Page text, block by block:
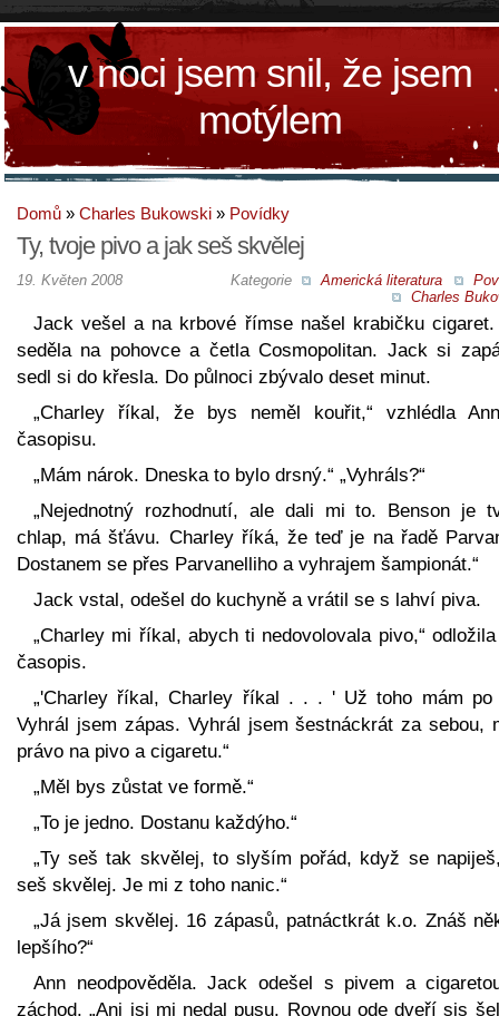
v noci jsem snil, že jsem
motýlem
Domů » Charles Bukowski » Povídky
Ty, tvoje pivo a jak seš skvělej
Kategorie Americká literatura
Charles
19. Květen 2008
Jack vešel a na krbové římse našel krabičku cigaret.
seděla na pohovce a četla Cosmopolitan. Jack si
sedl si do křesla. Do půlnoci zbývalo deset minut.
„Charley říkal, že bys neměl kouřit,“ vzhlédla
časopisu.
„Mám nárok. Dneska to bylo drsný.“ „Vyhráls?“
„Nejednotný rozhodnutí, ale dali mi to. Benson je
chlap, má šťávu. Charley říká, že teď je na řadě
Dostanem se přes Parvanelliho a vyhrajem šampionát.“
Jack vstal, odešel do kuchyně a vrátil se s lahví piva.
„Charley mi říkal, abych ti nedovolovala pivo,“ odložila
časopis.
„'Charley říkal, Charley říkal . . . ' Už toho mám po
Vyhrál jsem zápas. Vyhrál jsem šestnáckrát za sebou,
právo na pivo a cigaretu.“
„Měl bys zůstat ve formě.“
„To je jedno. Dostanu každýho.“
„Ty seš tak skvělej, to slyším pořád, když se
seš skvělej. Je mi z toho nanic.“
„Já jsem skvělej. 16 zápasů, patnáctkrát k.o. Znáš
lepšího?“
Ann neodpověděla. Jack odešel s pivem a
záchod. „Ani jsi mi nedal pusu. Rovnou ode dveří sis